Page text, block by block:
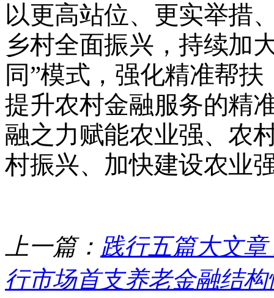
以更高站位、更实举措
乡村全面振兴，持续加
同”模式，强化精准帮
提升农村金融服务的精
融之力赋能农业强、农
村振兴、加快建设农业
上一篇： 践行五篇大文
行市场首支养老金融结构